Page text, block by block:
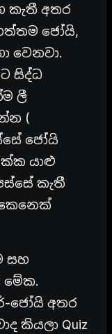
කැතී අතර
ජෝයි,
වෙනවා.
සිද්ධ
ලී
(
ජෝයි
යාළු
කැතී
සහ
ජෝයි අතර
කියලා Quiz